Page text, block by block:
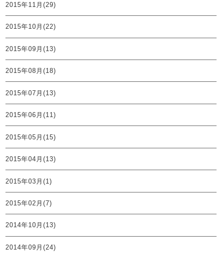
2015年11月(29)
2015年10月(22)
2015年09月(13)
2015年08月(18)
2015年07月(13)
2015年06月(11)
2015年05月(15)
2015年04月(13)
2015年03月(1)
2015年02月(7)
2014年10月(13)
2014年09月(24)